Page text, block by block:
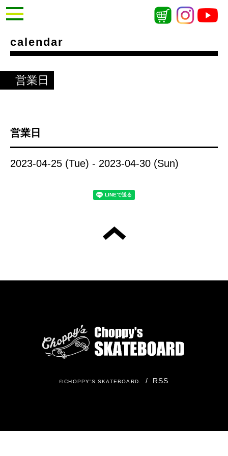
calendar
営業日
営業日
2023-04-25 (Tue) - 2023-04-30 (Sun)
©CHOPPY'S SKATEBOARD. / RSS